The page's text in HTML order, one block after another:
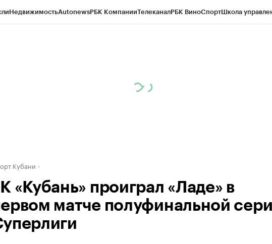
НедвижимостьAutonewsРБК КомпанииТелеканалРБК ВиноСпортШкола
Кубани
«Кубань» проиграл «Ладе» в
матче полуфинальной